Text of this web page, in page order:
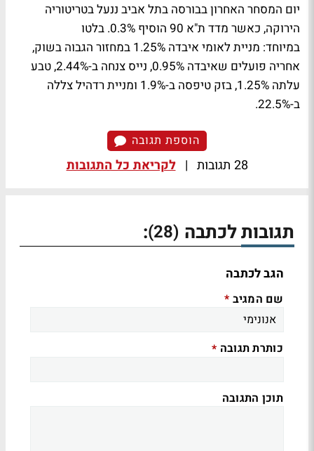
יום המסחר האחרון בבורסה בתל אביב ננעל בטריטוריה
הירוקה, כאשר מדד ת"א 90 הוסיף 0.3%. בלטו
במיוחד: מניית לאומי איבדה 1.25% במחזור הגבוה בשוק,
אחריה פועלים שאיבדה 0.95%, נייס צנחה ב-2.44%, טבע
עלתה 1.25%, בזק טיפסה ב-1.9% ומניית רדהיל צללה
ב-22.5%.
הוספת תגובה
28 תגובות | לקריאת כל התגובות
תגובות לכתבה (28)
:
הגב לכתבה
שם המגיב *
כותרת תגובה *
תוכן התגובה